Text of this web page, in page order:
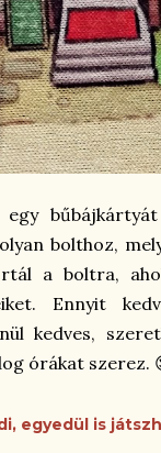
egy
bolthoz,
a boltra,
Ennyit
kedves,
órákat szerez.
egyedül is